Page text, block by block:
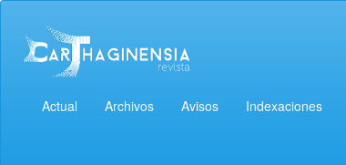
principal
Contenido
principal
Barra
lateral
Actual Archivos Avisos Indexaciones